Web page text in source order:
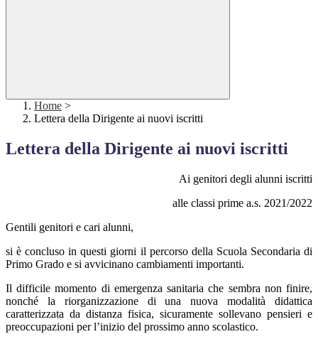
Home >
Lettera della Dirigente ai nuovi iscritti
Lettera della Dirigente ai nuovi iscritti
Ai genitori degli alunni iscritti
alle classi prime a.s. 2021/2022
Gentili genitori e cari alunni,
si è concluso in questi giorni il percorso della Scuola Secondaria di
Primo Grado e si avvicinano cambiamenti importanti.
Il difficile momento di emergenza sanitaria che sembra non finire,
nonché la riorganizzazione di una nuova modalità didattica
caratterizzata da distanza fisica, sicuramente sollevano pensieri e
preoccupazioni per l’inizio del prossimo anno scolastico.